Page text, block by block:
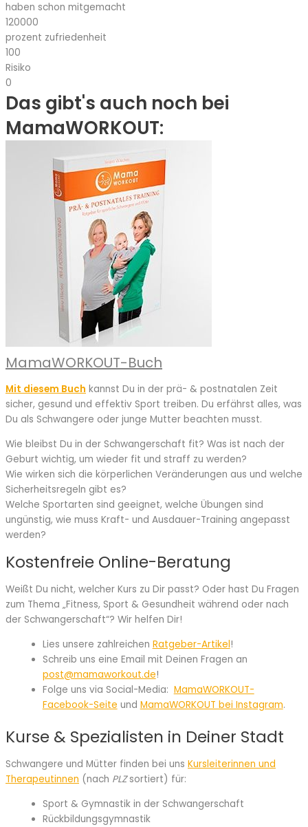
haben schon mitgemacht
120000
prozent zufriedenheit
100
Risiko
0
Das gibt's auch noch bei
MamaWORKOUT:
MamaWORKOUT-Buch
Mit diesem Buch kannst Du in der prä- & postnatalen Zeit
sicher, gesund und effektiv Sport treiben. Du erfährst alles, was
Du als Schwangere oder junge Mutter beachten musst.
Wie bleibst Du in der Schwangerschaft fit? Was ist nach der
Geburt wichtig, um wieder fit und straff zu werden?
Wie wirken sich die körperlichen Veränderungen aus und welche
Sicherheitsregeln gibt es?
Welche Sportarten sind geeignet, welche Übungen sind
ungünstig, wie muss Kraft- und Ausdauer-Training angepasst
werden?
Kostenfreie Online-Beratung
Weißt Du nicht, welcher Kurs zu Dir passt? Oder hast Du Fragen
zum Thema „Fitness, Sport & Gesundheit während oder nach
der Schwangerschaft“? Wir helfen Dir!
Lies unsere zahlreichen Ratgeber-Artikel!
Schreib uns eine Email mit Deinen Fragen an
post@mamaworkout.de!
Folge uns via Social-Media: MamaWORKOUT-
Facebook-Seite und MamaWORKOUT bei Instagram.
Kurse & Spezialisten in Deiner Stadt
Schwangere und Mütter finden bei uns Kursleiterinnen und
Therapeutinnen (nach PLZsortiert) für:
Sport & Gymnastik in der Schwangerschaft
Rückbildungsgymnastik